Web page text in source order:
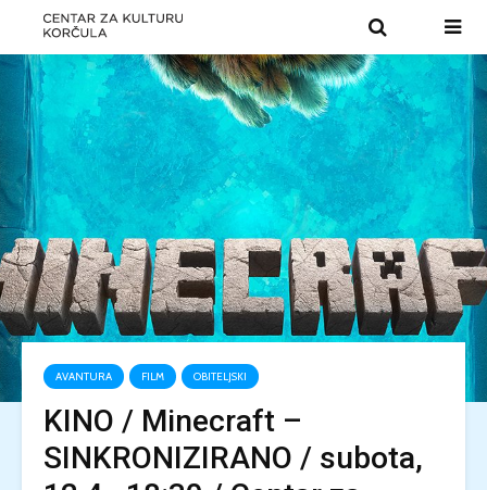
AVANTURA FILM OBITELJSKI
KINO / Minecraft –
SINKRONIZIRANO / subota,